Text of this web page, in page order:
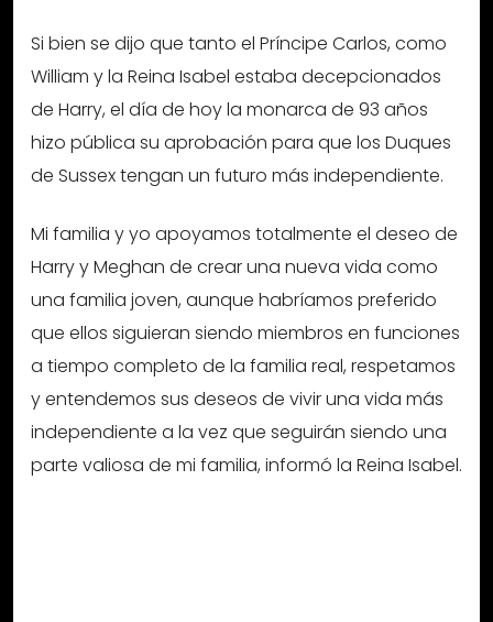
Si bien se dijo que tanto el Príncipe Carlos, como
William y la Reina Isabel estaba decepcionados
de Harry, el día de hoy la monarca de 93 años
hizo pública su aprobación para que los Duques
de Sussex tengan un futuro más independiente.
Mi familia y yo apoyamos totalmente el deseo de
Harry y Meghan de crear una nueva vida como
una familia joven, aunque habríamos preferido
que ellos siguieran siendo miembros en funciones
a tiempo completo de la familia real, respetamos
y entendemos sus deseos de vivir una vida más
independiente a la vez que seguirán siendo una
parte valiosa de mi familia, informó la Reina Isabel.